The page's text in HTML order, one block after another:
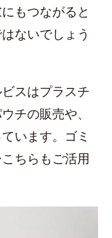
もつながると
ないでしょう
スはプラスチ
チの販売や、
います。ゴミ
ちらもご活用